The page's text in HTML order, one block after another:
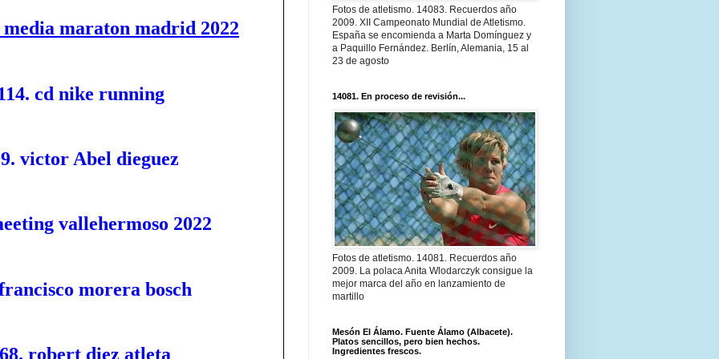
media maraton madrid 2022
cd nike running
victor Abel dieguez
vallehermoso 2022
morera bosch
robert diez atleta
Fotos de atletismo. 14083. Recuerdos año
2009. XII Campeonato Mundial de Atletismo.
España se encomienda a Marta Domínguez y
a Paquillo Fernández. Berlín, Alemania, 15 al
23 de agosto
14081. En proceso de revisión...
Fotos de atletismo. 14081. Recuerdos año
2009. La polaca Anita Wlodarczyk consigue la
mejor marca del año en lanzamiento de
martillo
Mesón El Álamo. Fuente Álamo (Albacete).
Platos sencillos, pero bien hechos.
Ingredientes frescos.